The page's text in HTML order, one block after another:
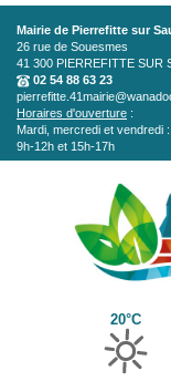
Aller au contenu principal
Mairie de Pierrefitte sur
26 rue de Souesmes
41 300 PIERREFITTE SUR
02 54 88 63 23
Horaires d'ouverture :
Mardi, mercredi et vendredi :
9h-12h et 15h-17h
20°C